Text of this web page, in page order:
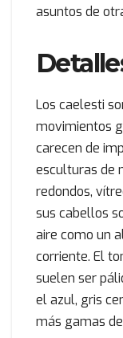
asuntos de
Los caelesti
movimientos
carecen de
esculturas de
redondos,
sus cabellos
aire como un
corriente. El
suelen ser
el azul, gris
más gamas